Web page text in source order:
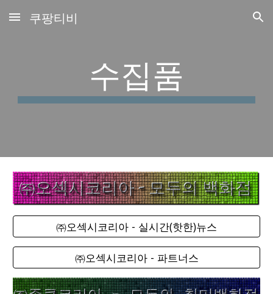
Skip to main content Skip to navigation
쿠팡티비
수집품
㈜오섹시코리아 - 실시간(핫한)뉴스
㈜오섹시코리아 - 파트너스